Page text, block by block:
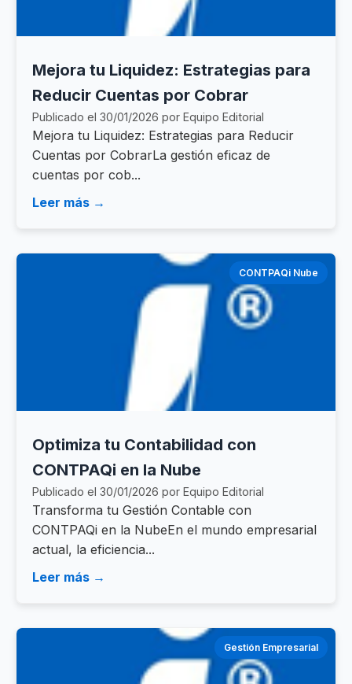
Mejora tu Liquidez: Estrategias para
Reducir Cuentas por Cobrar
Publicado el 30/01/2026 por Equipo Editorial
Mejora tu Liquidez: Estrategias para Reducir
Cuentas por CobrarLa gestión eficaz de
cuentas por cob...
Leer más →
CONTPAQi Nube
Optimiza tu Contabilidad con
CONTPAQi en la Nube
Publicado el 30/01/2026 por Equipo Editorial
Transforma tu Gestión Contable con
CONTPAQi en la NubeEn el mundo empresarial
actual, la eficiencia...
Leer más →
Gestión Empresarial